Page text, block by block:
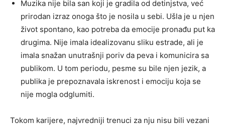
Muzika nije bila san koji je gradila od detinjstva, već
prirodan izraz onoga što je nosila u sebi. Ušla je u njen
život spontano, kao potreba da emocije pronađu put ka
drugima. Nije imala idealizovanu sliku estrade, ali je
imala snažan unutrašnji poriv da peva i komunicira sa
publikom. U tom periodu, pesme su bile njen jezik, a
publika je prepoznavala iskrenost i emociju koja se
nije mogla odglumiti.
Tokom karijere, najvredniji trenuci za nju nisu bili vezani